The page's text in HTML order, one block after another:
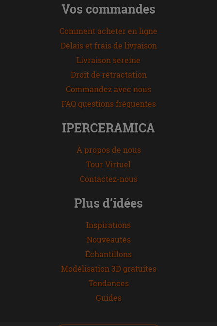
Vos commandes
Comment acheter en ligne
Délais et frais de livraison
Livraison sereine
Droit de rétractation
Commandez avec nous
FAQ questions fréquentes
IPERCERAMICA
À propos de nous
Tour Virtuel
Contactez-nous
Plus d’idées
Inspirations
Nouveautés
Échantillons
Modélisation 3D gratuites
Tendances
Guides